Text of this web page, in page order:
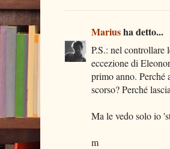
Mariusha detto...
P.S.: nel controllare
eccezione di
primo anno. Perché
scorso? Perché
Ma le vedo solo io
m